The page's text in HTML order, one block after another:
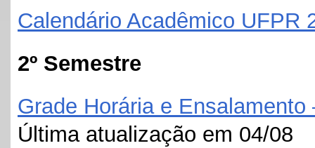
Calendário Acadêmico UFPR
2º Semestre
Grade Horária e
Última atualização em 04/08